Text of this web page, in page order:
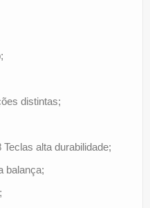
distintas;
alta durabilidade;
balança;